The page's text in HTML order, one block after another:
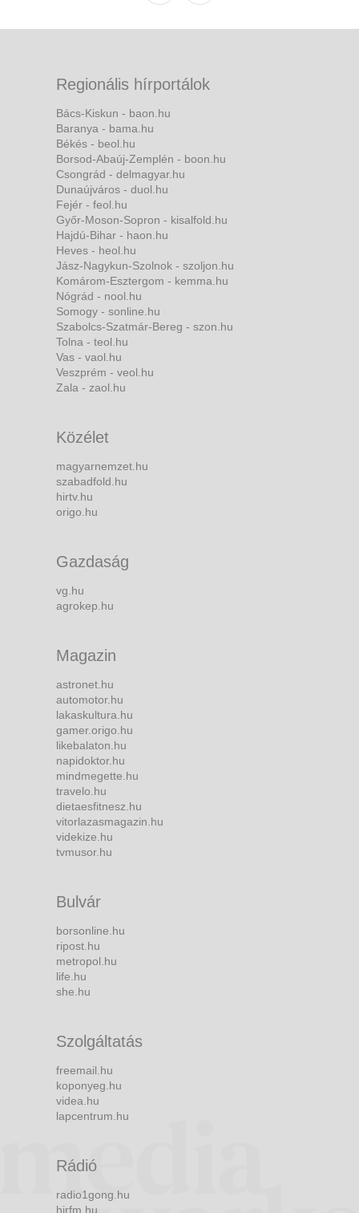
Regionális hírportálok
Bács-Kiskun - baon.hu
Baranya - bama.hu
Békés - beol.hu
Borsod-Abaúj-Zemplén - boon.hu
Csongrád - delmagyar.hu
Dunaújváros - duol.hu
Fejér - feol.hu
Győr-Moson-Sopron - kisalfold.hu
Hajdú-Bihar - haon.hu
Heves - heol.hu
Jász-Nagykun-Szolnok - szoljon.hu
Komárom-Esztergom - kemma.hu
Nógrád - nool.hu
Somogy - sonline.hu
Szabolcs-Szatmár-Bereg - szon.hu
Tolna - teol.hu
Vas - vaol.hu
Veszprém - veol.hu
Zala - zaol.hu
Közélet
magyarnemzet.hu
szabadfold.hu
hirtv.hu
origo.hu
Gazdaság
vg.hu
agrokep.hu
Magazin
astronet.hu
automotor.hu
lakaskultura.hu
gamer.origo.hu
likebalaton.hu
napidoktor.hu
mindmegette.hu
travelo.hu
dietaesfitnesz.hu
vitorlazasmagazin.hu
videkize.hu
tvmusor.hu
Bulvár
borsonline.hu
ripost.hu
metropol.hu
life.hu
she.hu
Szolgáltatás
freemail.hu
koponyeg.hu
videa.hu
lapcentrum.hu
Rádió
radio1gong.hu
hirfm.hu